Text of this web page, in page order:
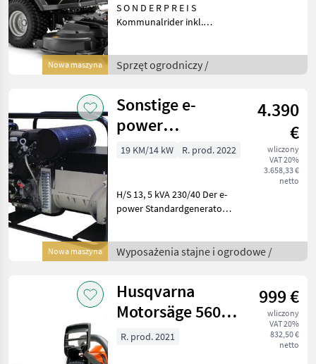
Nowa maszyna
S O N D E R P R E I S
Kommunalrider inkl.
Allradantrieb mit
kraftvollem Kawasaki V-
Servolenkung,
Sprzęt ogrodniczy /
Nowa maszyna
Sonstige e-
power
EP13500TEHS
**LAGERABVERK
4.390
€
wliczony
VAT 20%
3.658,33 €
netto
19 KM/14 kW R. prod. 2022
H/S 13, 5 kVA 230/40 Der e-
power Standardgenerator
GX630 ausgestattet und hat
eine Frequenz von 50 Hz. -1
Wyposażenia stajne i ogrodowe /
Husqvarna
Motorsäge 560
XP G
**LAGERABVERKAUF**
999 €
wliczony
VAT 20%
832,50 €
netto
R. prod. 2021